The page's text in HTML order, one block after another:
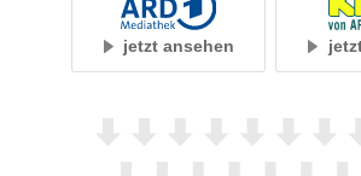
jetzt ansehen